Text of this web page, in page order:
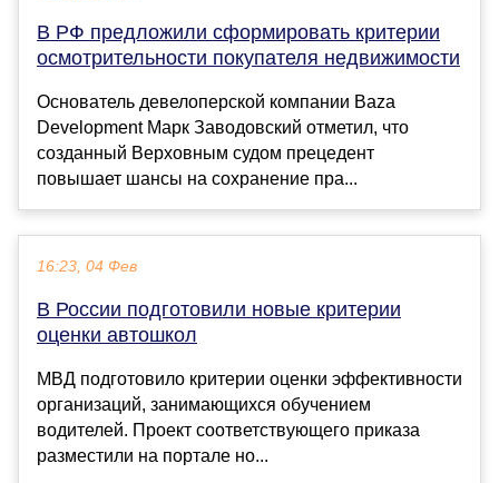
В РФ предложили сформировать критерии
осмотрительности покупателя недвижимости
Основатель девелоперской компании Baza
Development Марк Заводовский отметил, что
созданный Верховным судом прецедент
повышает шансы на сохранение пра...
16:23, 04 Фев
В России подготовили новые критерии
оценки автошкол
МВД подготовило критерии оценки эффективности
организаций, занимающихся обучением
водителей. Проект соответствующего приказа
разместили на портале но...